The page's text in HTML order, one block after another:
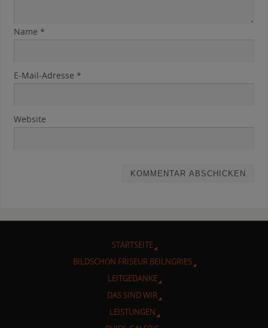
Name *
E-Mail-Adresse *
Website
STARTSEITE
BILDSCHÖN FRISEUR BEILNGRIES
LEITGEDANKE
DAS SIND WIR
LEISTUNGEN